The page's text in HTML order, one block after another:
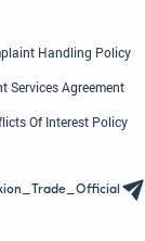
Handling Policy
Services Agreement
Of Interest Policy